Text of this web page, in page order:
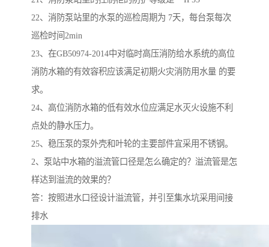
22、消防泵站里的水泵的巡检周期为 7天，每台泵每次
巡检时间2min
23、在GB50974-2014中对临时高压消防给水系统的高位
消防水箱的有效容积应该满足初期火灾消防用水量 的要
求。
24、高位消防水箱的低有效水位应满足水灭火设施不利
点处的静水压力。
25、稳压泵的泵外壳和叶轮的主要部件宜采用不锈钢。
2、泵站中水箱的溢流管口径是怎么确定的？溢流管是怎
样达到溢流的效果的？
答：按照进水口径设计溢流管，并引至集水坑采用间接
排水